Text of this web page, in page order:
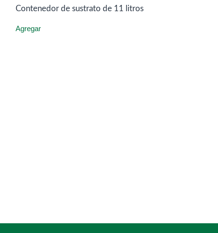
Contenedor de sustrato de 11 litros
Agregar